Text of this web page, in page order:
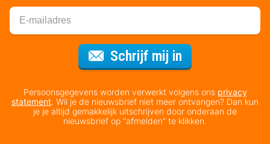
Schrijf mij in
Persoonsgegevens worden verwerkt volgens ons privacy
statement. Wil je de nieuwsbrief niet meer ontvangen? Dan kun
je je altijd gemakkelijk uitschrijven door onderaan de
nieuwsbrief op “afmelden” te klikken.